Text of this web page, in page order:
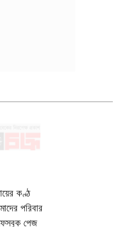
কণ্ঠ
পরিবার
পেজ